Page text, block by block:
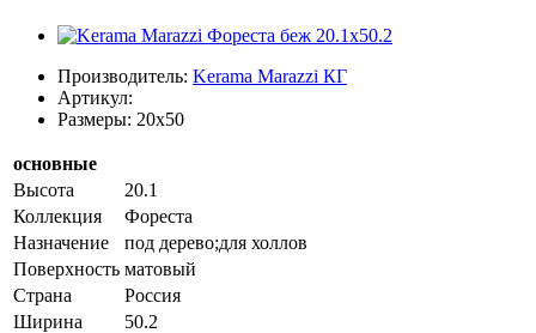
Производитель: Kerama Marazzi КГ
Артикул:
Размеры: 20x50
основные
Высота
20.1
Коллекция
Фореста
Назначение
под дерево;для холлов
Поверхность матовый
Страна
Россия
Ширина
50.2